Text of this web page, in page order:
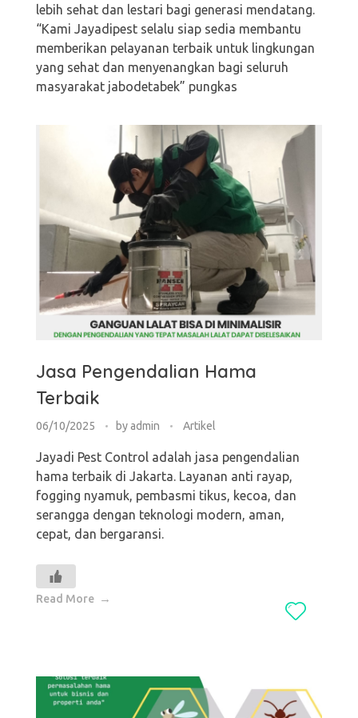
lebih sehat dan lestari bagi generasi mendatang.
“Kami Jayadipest selalu siap sedia membantu
memberikan pelayanan terbaik untuk lingkungan
yang sehat dan menyenangkan bagi seluruh
masyarakat jabodetabek” pungkas
Jasa Pengendalian Hama
Terbaik
06/10/2025 byadmin Artikel
Jayadi Pest Control adalah jasa pengendalian
hama terbaik di Jakarta. Layanan anti rayap,
fogging nyamuk, pembasmi tikus, kecoa, dan
serangga dengan teknologi modern, aman,
cepat, dan bergaransi.
Read More